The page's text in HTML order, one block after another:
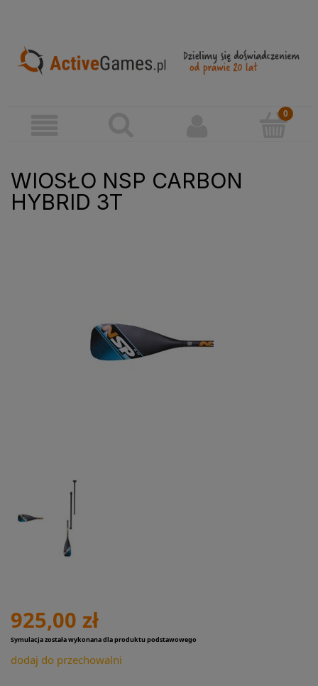
WIOSŁO NSP CARBON
HYBRID 3T
925,00 zł
Symulacja została wykonana dla produktu podstawowego
dodaj do przechowalni